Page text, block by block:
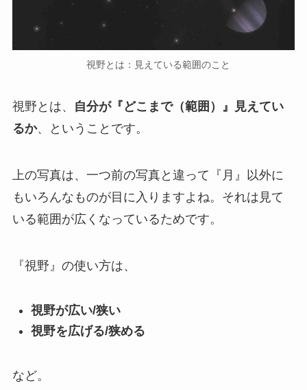
視野とは：見えている範囲のこと
視野とは、
自分が『どこまで（範囲）』見えてい
るか、ということです。
上の写真は、一つ前の写真と違って『月』以外に
もいろんなものが目に入りますよね。それは見て
いる範囲が広くなっているためです。
『視野』の使い方は、
視野が広い/狭い
視野を広げる/狭める
など。